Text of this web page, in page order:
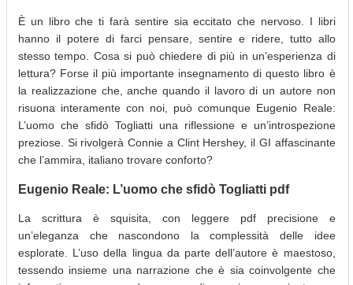
È un libro che ti farà sentire sia eccitato che nervoso. I libri
hanno il potere di farci pensare, sentire e ridere, tutto allo
stesso tempo. Cosa si può chiedere di più in un’esperienza di
lettura? Forse il più importante insegnamento di questo libro è
la realizzazione che, anche quando il lavoro di un autore non
risuona interamente con noi, può comunque Eugenio Reale:
L’uomo che sfidò Togliatti una riflessione e un’introspezione
preziose. Si rivolgerà Connie a Clint Hershey, il GI affascinante
che l’ammira, italiano trovare conforto?
Eugenio Reale: L’uomo che sfidò Togliatti pdf
La scrittura è squisita, con leggere pdf precisione e
un’eleganza che nascondono la complessità delle idee
esplorate. L’uso della lingua da parte dell’autore è maestoso,
tessendo insieme una narrazione che è sia coinvolgente che